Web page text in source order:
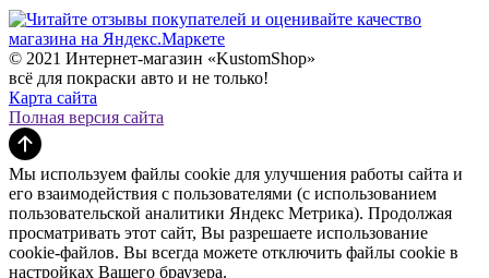
© 2021 Интернет-магазин «KustomShop»
всё для покраски авто и не только!
Карта сайта
Полная версия сайта
Мы используем файлы cookie для улучшения работы сайта и
его взаимодействия с пользователями (с использованием
пользовательской аналитики Яндекс Метрика). Продолжая
просматривать этот сайт, Вы разрешаете использование
cookie-файлов. Вы всегда можете отключить файлы cookie в
настройках Вашего браузера.